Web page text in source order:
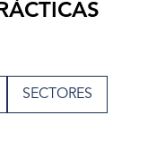
SECTORES